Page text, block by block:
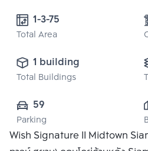
Total Area
1 building
Total Buildings
59
Parking
Wish Signature II Midtown